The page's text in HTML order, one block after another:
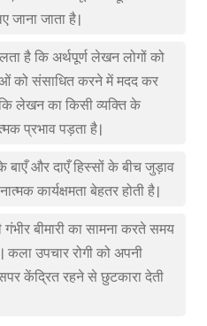
जाता है।
है कि अर्थपूर्ण लेखन लोगों को
को संसाधित करने में मदद कर
लेखन का किसी व्यक्ति के
प्रभाव पड़ता है।
बाएँ और दाएँ हिस्सों के बीच जुड़ाव
कार्यक्षमता बेहतर होती है।
बीमारी का सामना करते समय
कला उपचार रोगी को अपनी
केंद्रित रहने से छुटकारा देती